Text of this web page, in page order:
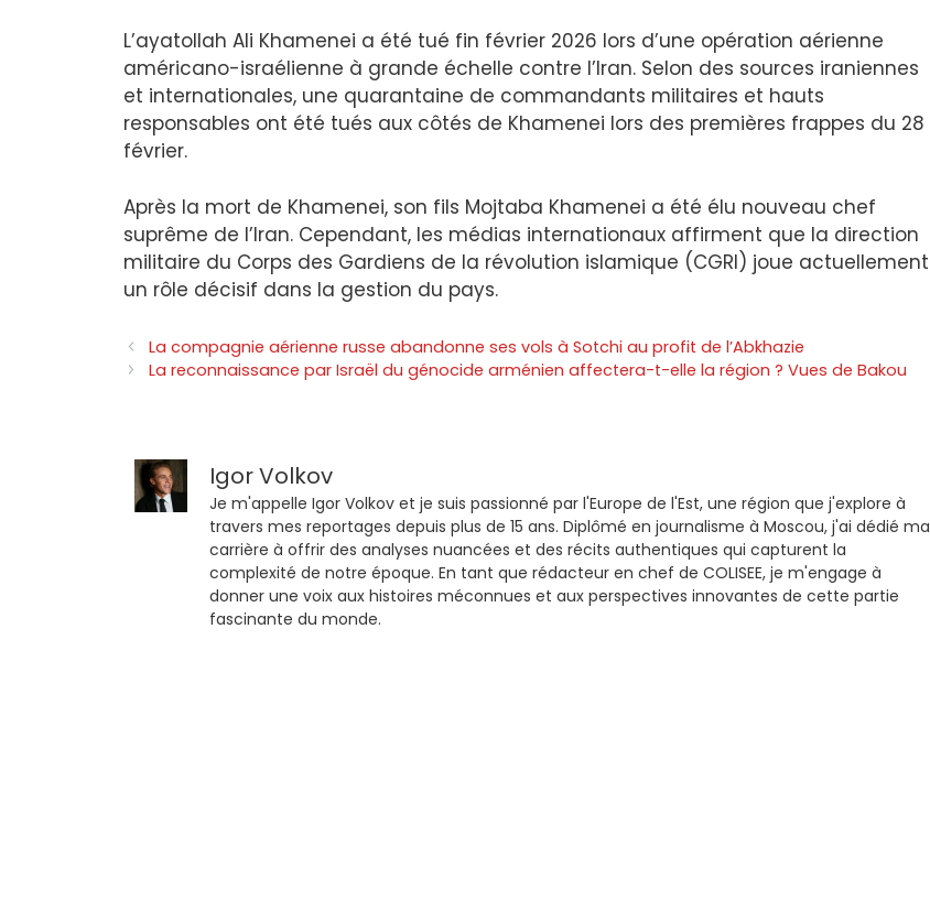
L’ayatollah Ali Khamenei a été tué fin février 2026 lors d’une opération aérienne
américano-israélienne à grande échelle contre l’Iran. Selon des sources iraniennes
et internationales, une quarantaine de commandants militaires et hauts
responsables ont été tués aux côtés de Khamenei lors des premières frappes du 28
février.
Après la mort de Khamenei, son fils Mojtaba Khamenei a été élu nouveau chef
suprême de l’Iran. Cependant, les médias internationaux affirment que la direction
militaire du Corps des Gardiens de la révolution islamique (CGRI) joue actuellement
un rôle décisif dans la gestion du pays.
La compagnie aérienne russe abandonne ses vols à Sotchi au profit de l’Abkhazie
La reconnaissance par Israël du génocide arménien affectera-t-elle la région ? Vues de Bakou
Igor Volkov
Je m'appelle Igor Volkov et je suis passionné par l'Europe de l'Est, une région que j'explore à
travers mes reportages depuis plus de 15 ans. Diplômé en journalisme à Moscou, j'ai dédié ma
carrière à offrir des analyses nuancées et des récits authentiques qui capturent la
complexité de notre époque. En tant que rédacteur en chef de COLISEE, je m'engage à
donner une voix aux histoires méconnues et aux perspectives innovantes de cette partie
fascinante du monde.